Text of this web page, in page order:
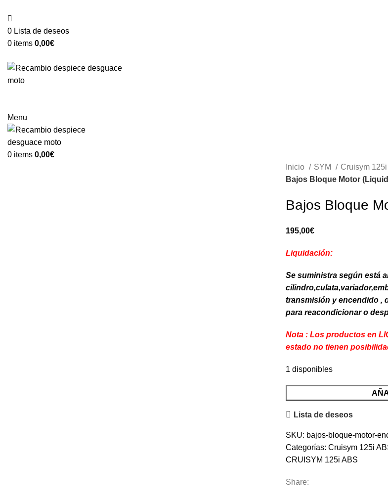
0 Lista de deseos
0 items 0,00€
Menu
0 items 0,00€
Inicio
SYM
Cruisym
Bajos Bloque Motor
Bajos Bloque
195,00€
Liquidación:
Se suministra según está
transmisión y encendido ,
para reacondicionar o
Nota : Los productos en
estado no tienen
1 disponibles
Bloque
Motor
cantidad
Lista de deseos
SKU: bajos-bloque-motor-
Categorías: Cruisym 125i
CRUISYM 125i ABS
Share: